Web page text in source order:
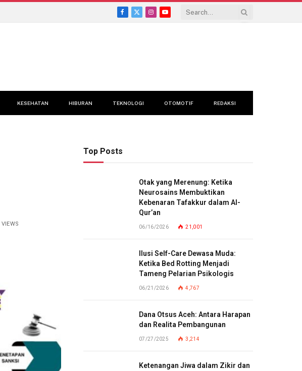
Facebook
X
InstagramYouTube
KESEHATAN HIBURAN TEKNOLOGI OTOMOTIF REDAKSI
VIEWS
Top Posts
Otak yang Merenung: Ketika
Neurosains Membuktikan
Kebenaran Tafakkur dalam Al-
Qur’an
06/16/2026 21,001
Ilusi Self-Care Dewasa Muda:
Ketika Bed Rotting Menjadi
Tameng Pelarian Psikologis
06/21/2026 4,767
Dana Otsus Aceh: Antara Harapan
dan Realita Pembangunan
07/27/2025 3,214
Ketenangan Jiwa dalam Zikir dan